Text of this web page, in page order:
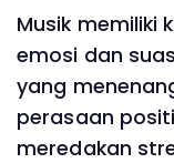
Musik memiliki
emosi dan
yang
perasaan
meredakan